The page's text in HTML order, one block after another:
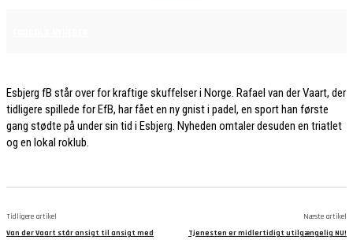
Esbjerg fB står over for kraftige skuffelser i Norge. Rafael van der Vaart, der
tidligere spillede for EfB, har fået en ny gnist i padel, en sport han første
gang stødte på under sin tid i Esbjerg. Nyheden omtaler desuden en triatlet
og en lokal roklub.
Tidligere artikel
Van der Vaart står ansigt til ansigt med
Næste artikel
Tjenesten er midlertidigt utilgængelig NU!